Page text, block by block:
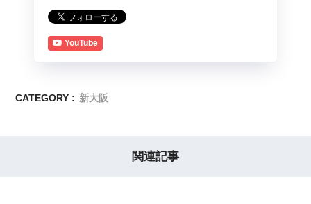
YouTube
CATEGORY : 新大阪
関連記事